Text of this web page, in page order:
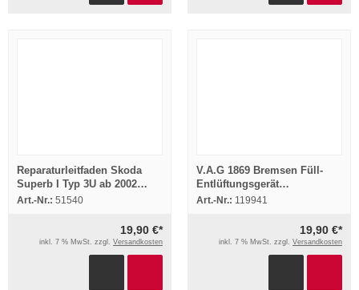
Reparaturleitfaden Skoda
Superb I Typ 3U ab 2002
Reparaturhandbuch
Art.-Nr.: 51540
19,90 €*
inkl. 7 % MwSt. zzgl. Versandkosten
V.A.G 1869 Bremsen Füll-
Entlüftungsgerät
Bedienungsanleitung Audi
Art.-Nr.: 119941
19,90 €*
inkl. 7 % MwSt. zzgl. Versandkosten